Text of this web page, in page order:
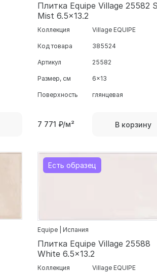
Плитка Equipe Village 25582
Mist 6.5x13.2
Коллекция Village EQUIPE
Код товара 385524
Артикул 25582
Размер, см 6x13
Поверхность глянцевая
7 771 ₽/м² В корзину
Есть образец
Equipe | Испания
Плитка Equipe Village 25588
White 6.5x13.2
Коллекция Village EQUIPE